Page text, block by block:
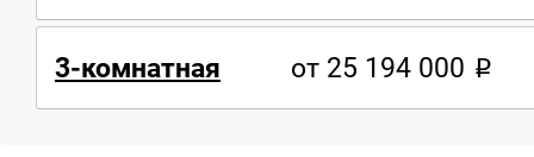
3-комнатная от 25 194 000